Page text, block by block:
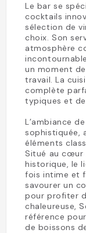
Le bar se
cocktails
sélection de
choix. Son
atmosphère
un moment
travail. La
complète
typiques et
L’ambiance
sophistiquée,
éléments
Situé au cœur
historique, le
fois intime et
savourer un
pour profiter
chaleureuse,
référence
de boissons